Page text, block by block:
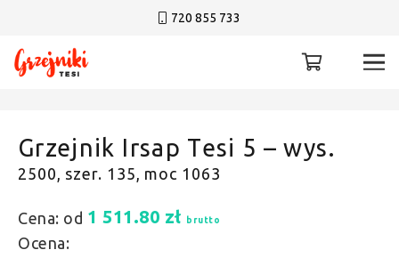
720 855 733
Grzejnik Irsap Tesi 5 – wys.
2500, szer. 135, moc 1063
Cena: od 1 511.80 zł brutto
Ocena: